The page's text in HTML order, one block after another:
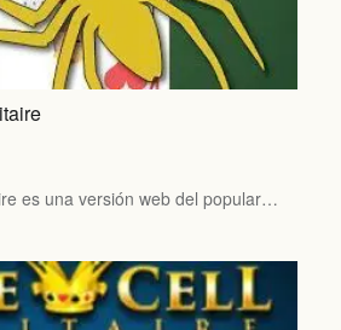
es una versión web del popular…